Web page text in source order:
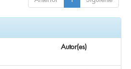
Autor(es)